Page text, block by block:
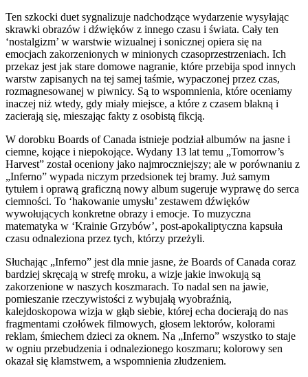
Ten szkocki duet sygnalizuje nadchodzące wydarzenie wysyłając
skrawki obrazów i dźwięków z innego czasu i świata. Cały ten
‘nostalgizm’ w warstwie wizualnej i sonicznej opiera się na
emocjach zakorzenionych w minionych czasoprzestrzeniach. Ich
przekaz jest jak stare domowe nagranie, które przebija spod innych
warstw zapisanych na tej samej taśmie, wypaczonej przez czas,
rozmagnesowanej w piwnicy. Są to wspomnienia, które oceniamy
inaczej niż wtedy, gdy miały miejsce, a które z czasem blakną i
zacierają się, mieszając fakty z osobistą fikcją.
W dorobku Boards of Canada istnieje podział albumów na jasne i
ciemne, kojące i niepokojące. Wydany 13 lat temu „Tomorrow’s
Harvest” został oceniony jako najmroczniejszy; ale w porównaniu z
„Inferno” wypada niczym przedsionek tej bramy. Już samym
tytułem i oprawą graficzną nowy album sugeruje wyprawę do serca
ciemności. To ‘hakowanie umysłu’ zestawem dźwięków
wywołujących konkretne obrazy i emocje. To muzyczna
matematyka w ‘Krainie Grzybów’, post-apokaliptyczna kapsuła
czasu odnaleziona przez tych, którzy przeżyli.
Słuchając „Inferno” jest dla mnie jasne, że Boards of Canada coraz
bardziej skręcają w strefę mroku, a wizje jakie inwokują są
zakorzenione w naszych koszmarach. To nadal sen na jawie,
pomieszanie rzeczywistości z wybujałą wyobraźnią,
kalejdoskopowa wizja w głąb siebie, której echa docierają do nas
fragmentami czołówek filmowych, głosem lektorów, kolorami
reklam, śmiechem dzieci za oknem. Na „Inferno” wszystko to staje
w ogniu przebudzenia i odnalezionego koszmaru; kolorowy sen
okazał się kłamstwem, a wspomnienia złudzeniem.